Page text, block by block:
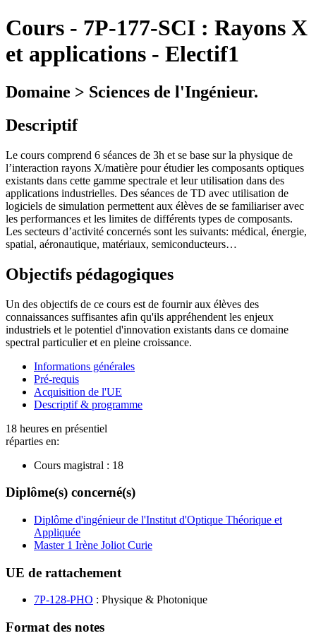
Cours - 7P-177-SCI : Rayons X
et applications - Electif1
Domaine > Sciences de l'Ingénieur.
Descriptif
Le cours comprend 6 séances de 3h et se base sur la physique de
l’interaction rayons X/matière pour étudier les composants optiques
existants dans cette gamme spectrale et leur utilisation dans des
applications industrielles. Des séances de TD avec utilisation de
logiciels de simulation permettent aux élèves de se familiariser avec
les performances et les limites de différents types de composants.
Les secteurs d’activité concernés sont les suivants: médical, énergie,
spatial, aéronautique, matériaux, semiconducteurs…
Objectifs pédagogiques
Un des objectifs de ce cours est de fournir aux élèves des
connaissances suffisantes afin qu'ils appréhendent les enjeux
industriels et le potentiel d'innovation existants dans ce domaine
spectral particulier et en pleine croissance.
Informations générales
Pré-requis
Acquisition de l'UE
Descriptif & programme
18 heures en présentiel
réparties en:
Cours magistral : 18
Diplôme(s) concerné(s)
Diplôme d'ingénieur de l'Institut d'Optique Théorique et
Appliquée
Master 1 Irène Joliot Curie
UE de rattachement
7P-128-PHO : Physique & Photonique
Format des notes